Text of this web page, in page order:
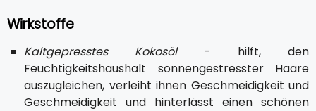
Wirkstoffe
Kaltgepresstes Kokosöl- hilft, den
Feuchtigkeitshaushalt sonnengestresster Haare
auszugleichen, verleiht ihnen Geschmeidigkeit und
Geschmeidigkeit und hinterlässt einen schönen